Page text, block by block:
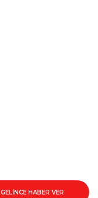
GELİNCE HABER VER